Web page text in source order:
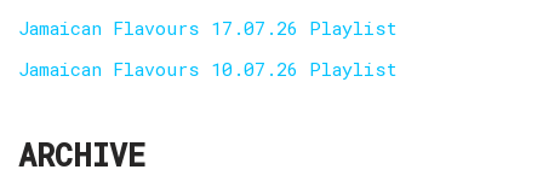
Jamaican Flavours 17.07.26 Playlist
Jamaican Flavours 10.07.26 Playlist
ARCHIVE